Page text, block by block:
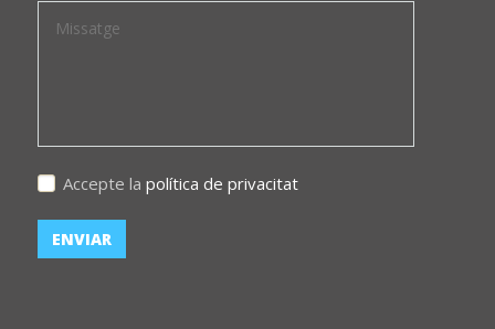
Accepte la política de privacitat